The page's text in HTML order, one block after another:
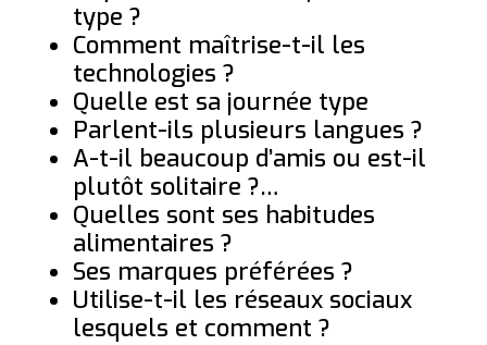
type ?
Comment maîtrise-t-il les
technologies ?
Quelle est sa journée type
Parlent-ils plusieurs langues ?
A-t-il beaucoup d’amis ou est-il
plutôt solitaire ?…
Quelles sont ses habitudes
alimentaires ?
Ses marques préférées ?
Utilise-t-il les réseaux sociaux
lesquels et comment ?